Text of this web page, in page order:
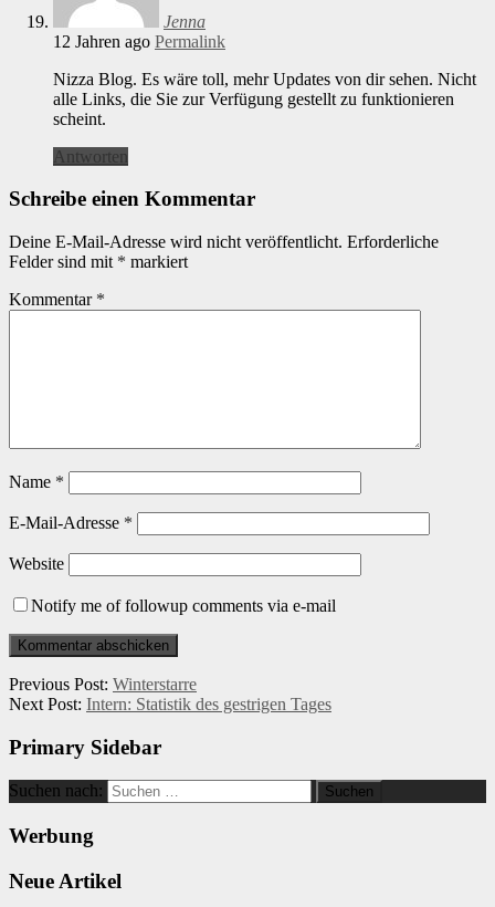
Jenna
12 Jahren ago Permalink
Nizza Blog. Es wäre toll, mehr Updates von dir sehen. Nicht
alle Links, die Sie zur Verfügung gestellt zu funktionieren
scheint.
Antworten
Schreibe einen Kommentar
Deine E-Mail-Adresse wird nicht veröffentlicht. Erforderliche
Felder sind mit * markiert
Kommentar *
Name *
E-Mail-Adresse *
Website
Notify me of followup comments via e-mail
Previous Post: Winterstarre
Next Post: Intern: Statistik des gestrigen Tages
Primary Sidebar
Suchen nach:
Werbung
Neue Artikel